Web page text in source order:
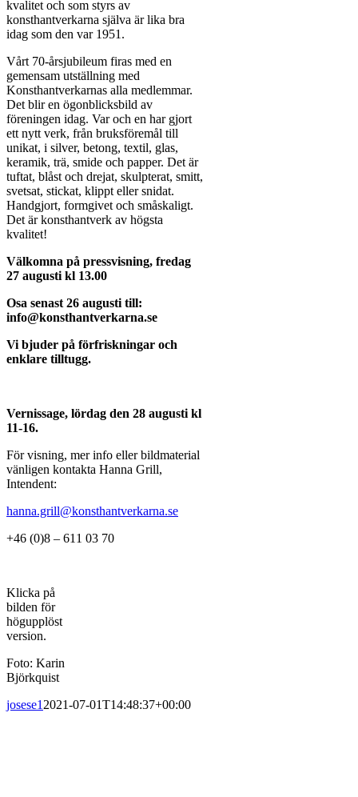
kvalitet och som styrs av
konsthantverkarna själva är lika bra
idag som den var 1951.
Vårt 70-årsjubileum firas med en
gemensam utställning med
Konsthantverkarnas alla medlemmar.
Det blir en ögonblicksbild av
föreningen idag. Var och en har gjort
ett nytt verk, från bruksföremål till
unikat, i silver, betong, textil, glas,
keramik, trä, smide och papper. Det är
tuftat, blåst och drejat, skulpterat, smitt,
svetsat, stickat, klippt eller snidat.
Handgjort, formgivet och småskaligt.
Det är konsthantverk av högsta
kvalitet!
Välkomna på pressvisning, fredag
27 augusti kl 13.00
Osa senast 26 augusti till:
info@konsthantverkarna.se
Vi bjuder på förfriskningar och
enklare tilltugg.
Vernissage, lördag den 28 augusti kl
11-16.
För visning, mer info eller bildmaterial
vänligen kontakta Hanna Grill,
Intendent:
hanna.grill@konsthantverkarna.se
+46 (0)8 – 611 03 70
Klicka på
bilden för
högupplöst
version.
Foto: Karin
Björkquist
josese12021-07-01T14:48:37+00:00